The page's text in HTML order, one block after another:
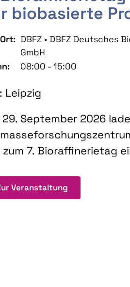
biobasierte
DBFZ • DBFZ Deutsches
GmbH
08:00 - 15:00
Leipzig
29. September 2026
zum 7. Bioraffinerietag
Veranstaltung: 7.